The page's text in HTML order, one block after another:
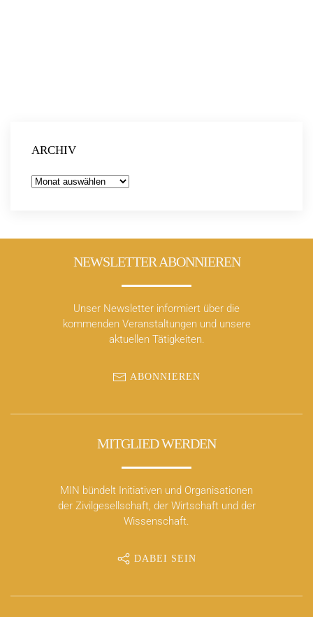
ARCHIV
Archiv
NEWSLETTER ABONNIEREN
Unser Newsletter informiert über die
kommenden Veranstaltungen und unsere
aktuellen Tätigkeiten.
ABONNIEREN
MITGLIED WERDEN
MIN bündelt Initiativen und Organisationen
der Zivilgesellschaft, der Wirtschaft und der
Wissenschaft.
DABEI SEIN